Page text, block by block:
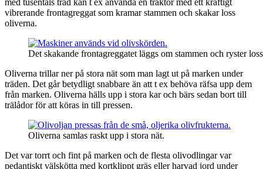
vibrerande frontagreggat som kramar stammen och skakar loss
oliverna.
Det skakande frontagreggatet läggs om stammen och ryster
Oliverna trillar ner på stora nät som man lagt ut på marken under
träden. Det går betydligt snabbare än att t ex behöva räfsa upp dem
från marken. Oliverna hälls upp i stora kar och bärs sedan bort till
trälådor för att köras in till pressen.
Oliverna samlas raskt upp i stora nät.
Det var torrt och fint på marken och de flesta olivodlingar var
pedantiskt välskötta med kortklippt gräs eller harvad jord under